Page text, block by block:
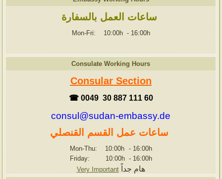
ساعات العمل بالسفارة
Mon-Fri: 10:00h - 16:00h
Consulate Working Hours
Consular Section
☎ 0049 30 887 111 60
consul@sudan-embassy.de
ساعات عمل القسم القنصلي
Mon-Thu: 10:00h - 16:00h
Friday: 10:00h - 16:00h
Very Important
هام جداً